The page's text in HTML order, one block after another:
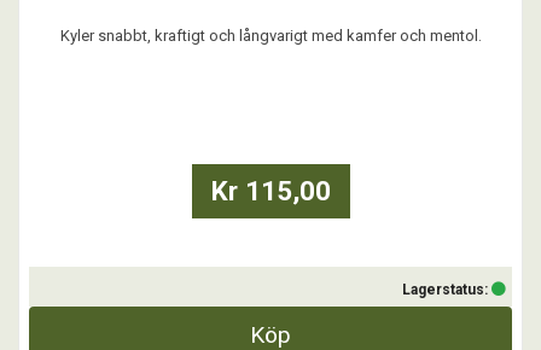
Kyler snabbt, kraftigt och långvarigt med kamfer och mentol.
Kr 115,00
Lagerstatus:
Köp